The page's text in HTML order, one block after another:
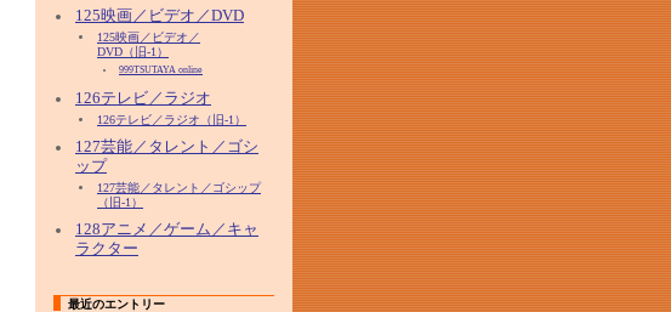
125映画／ビデオ／DVD
125映画／ビデオ／
DVD（旧-1）
999TSUTAYA online
126テレビ／ラジオ
126テレビ／ラジオ（旧-1）
127芸能／タレント／ゴシ
ップ
127芸能／タレント／ゴシップ
（旧-1）
128アニメ／ゲーム／キャ
ラクター
最近のエントリー